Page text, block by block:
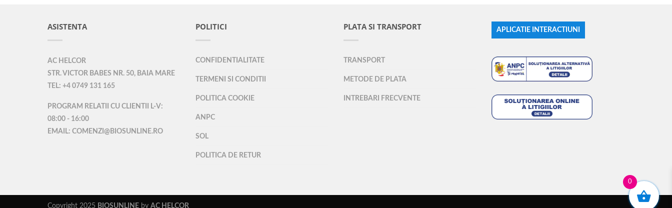
ASISTENTA
AC HELCOR
STR. VICTOR BABES NR. 50, BAIA MARE
TEL: +4 0749 131 165
PROGRAM RELATII CU CLIENTII L-V:
08:00 - 16:00
EMAIL: COMENZI@BIOSUNLINE.RO
POLITICI
CONFIDENTIALITATE
TERMENI SI CONDITII
POLITICA COOKIE
ANPC
SOL
POLITICA DE RETUR
PLATA SI TRANSPORT
TRANSPORT
METODE DE PLATA
INTREBARI FRECVENTE
APLICATIE INTERACTIUNI
Copyright 2025 BIOSUNLINE by AC HELCOR
0